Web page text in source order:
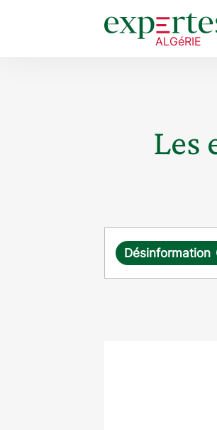
Les
Requête
Désinformation